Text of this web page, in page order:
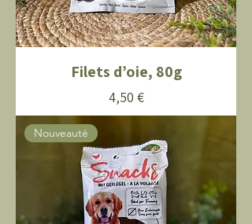
Filets d’oie, 80g
Prix
4,50 €
Nouveauté